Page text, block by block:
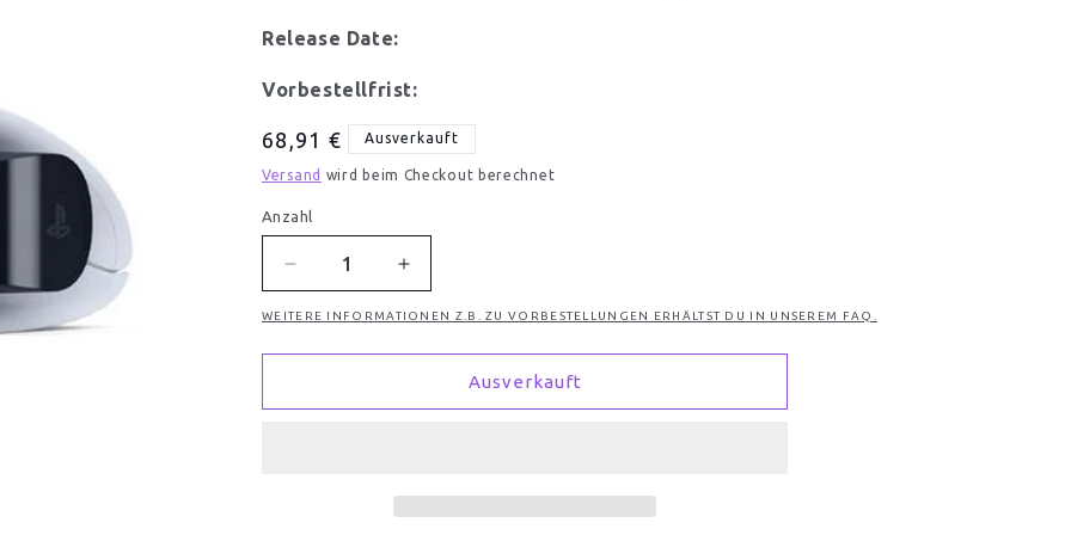
Release Date:
Vorbestellfrist:
Normaler
Preis
68,91 € Ausverkauft
Versand wird beim Checkout berechnet
Anzahl
Anzahl
Verringere
die
Menge
für
Erhöhe
die
Menge
für
WEITERE INFORMATIONEN Z.B. ZU VORBESTELLUNGEN ERHÄLTST DU IN UNSEREM FAQ.
Ausverkauft